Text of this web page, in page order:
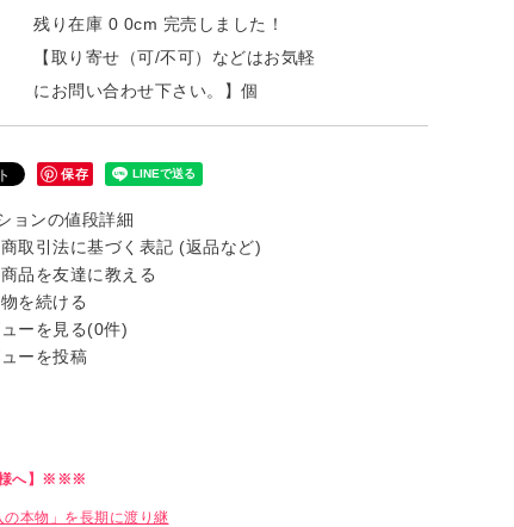
残り在庫 0 0cm 完売しました！
【取り寄せ（可/不可）などはお気軽
にお問い合わせ下さい。】個
保存
ョンの値段詳細
取引法に基づく表記 (返品など)
品を友達に教える
を続ける
ーを見る(0件)
ーを投稿
様へ】※※※
本物」を長期に渡り継